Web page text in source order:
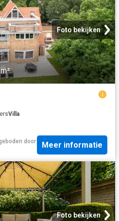
Foto bekijken
Villa
door
Meer informatie
Foto bekijken